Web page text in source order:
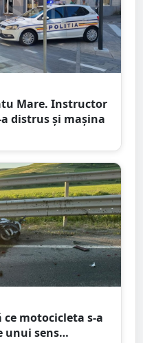
Mare. Instructor
distrus și mașina
motocicleta s-a
unui sens